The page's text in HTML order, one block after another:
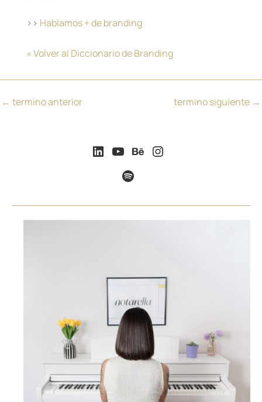
>> Hablamos + de branding
« Volver al Diccionario de Branding
← termino anterior termino siguiente →
LinkedIn YouTube Behance
Instagram
Spotify